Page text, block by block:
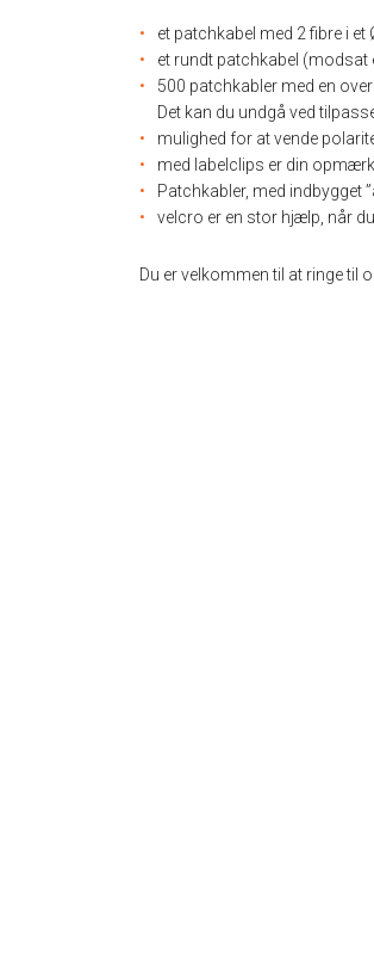
et patchkabel med 2 fibre i
et rundt patchkabel (modsat
500 patchkabler med en
Det kan du undgå ved
mulighed for at vende
med labelclips er din
Patchkabler, med indbygget
velcro er en stor hjælp, når
Du er velkommen til at ringe til